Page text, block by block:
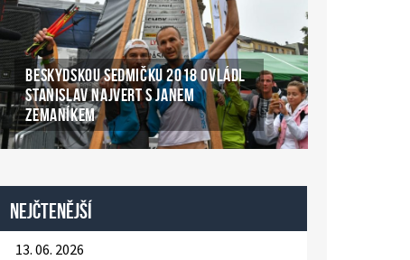
BESKYDSKOU SEDMIČKU 2018 OVLÁDL
STANISLAV NAJVERT S JANEM
ZEMANÍKEM
Nejčtenější
13. 06. 2026